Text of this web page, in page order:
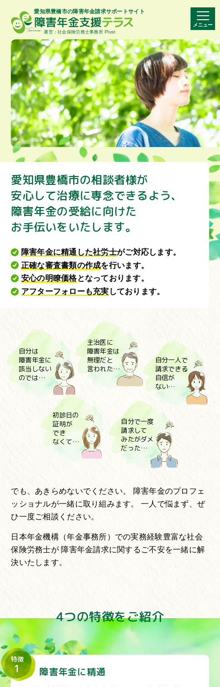
愛知県豊橋市の障害年金請求サポートサイト
運営：社会保険労務士事務所 Plust
愛知県豊橋市の相談者様が
安心して治療に専念できるよう､
障害年金の受給に向けた
お手伝いをいたします。
障害年金に精通した社労士がご対応します。
正確な審査書類の作成を行います。
安心の明瞭価格となっております。
アフターフォローも充実 しております。
自分は
障害年金に
該当しない
のでは…
主治医に
障害年金は
無理だと
言われた…
自分一人で
請求できる
自信が
ない…
初診日の
証明が
でき
なくて…
自分で一度
請求して
みたがダメ
だった…
でも、あきらめないでください。
障害年金のプロフェ
ッショナルが一緒に取り組みます。
一人で悩まず、ぜ
ひ一度ご相談ください。
日本年金機構（年金事務所）での実務経験豊富な社会
保険労務士が 障害年金請求に関するご不安を一緒に解
決いたします。
4つの特徴をご紹介
特徴
1 障害年金に精通
メニュー